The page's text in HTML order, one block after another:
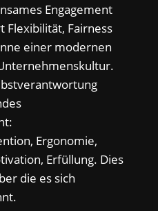
Engagement
Flexibilität, Fairness
einer modernen
Ergonomie,
Erfüllung. Dies
die es sich